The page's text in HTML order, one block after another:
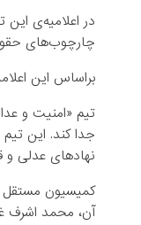
در اعلامیه‌ی
چارچوب‌های
براساس این
تیم «امنیت و
جدا کند. این
نهادهای عدلی
آن، محمد اشرف غنی با کسب 50.64